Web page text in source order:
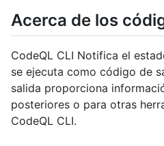
Acerca de los
CodeQL CLI Notifica el
se ejecuta como código de
salida proporciona
posteriores o para otras
CodeQL CLI.